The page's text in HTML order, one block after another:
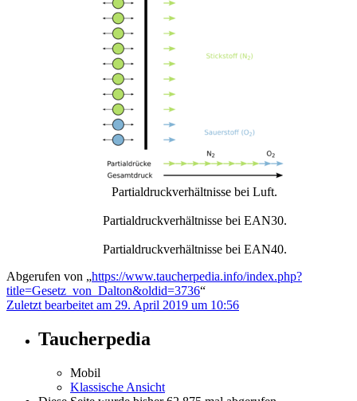
Partialdruckverhältnisse bei Luft.
Partialdruckverhältnisse bei EAN30.
Partialdruckverhältnisse bei EAN40.
Abgerufen von „https://www.taucherpedia.info/index.php?
title=Gesetz_von_Dalton&oldid=3736“
Zuletzt bearbeitet am 29. April 2019 um 10:56
Taucherpedia
Mobil
Klassische Ansicht